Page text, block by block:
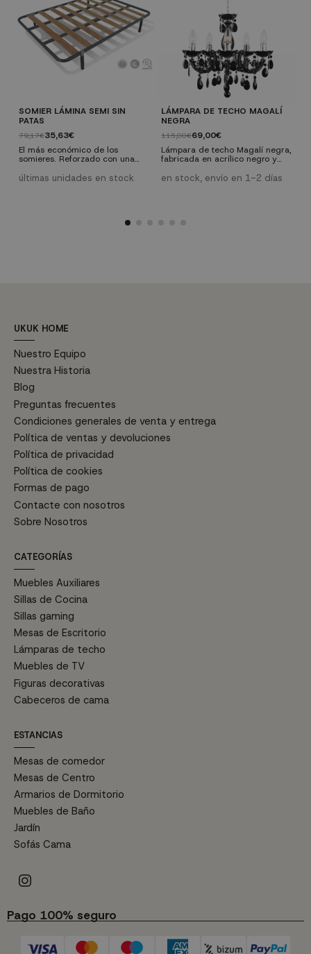
SOMIER LÁMINA SEMI SIN
PATAS
79,17€35,63€
El más económico de los
somieres. Reforzado con una
120 y con dos barras centrales
independientemente de su
últimas unidades en stock
LÁMPARA DE TECHO MAGALÍ
NEGRA
115,00€69,00€
Lámpara de techo Magalí negra,
fabricada en acrílico negro y
acero cromado. Está formada
por 5 puntos de luz y necesita 5
bombillas para casquillo E-14
en stock, envío en 1-2 días
UKUK HOME
Nuestro Equipo
Nuestra Historia
Blog
Preguntas frecuentes
Condiciones generales de venta y entrega
Política de ventas y devoluciones
Política de privacidad
Política de cookies
Formas de pago
Contacte con nosotros
Sobre Nosotros
CATEGORÍAS
Muebles Auxiliares
Sillas de Cocina
Sillas gaming
Mesas de Escritorio
Lámparas de techo
Muebles de TV
Figuras decorativas
Cabeceros de cama
ESTANCIAS
Mesas de comedor
Mesas de Centro
Armarios de Dormitorio
Muebles de Baño
Jardín
Sofás Cama
Pago 100% seguro